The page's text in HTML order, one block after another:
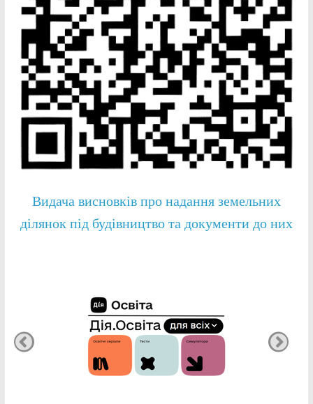
Видача висновків про надання земельних
ділянок під будівництво та документи до них